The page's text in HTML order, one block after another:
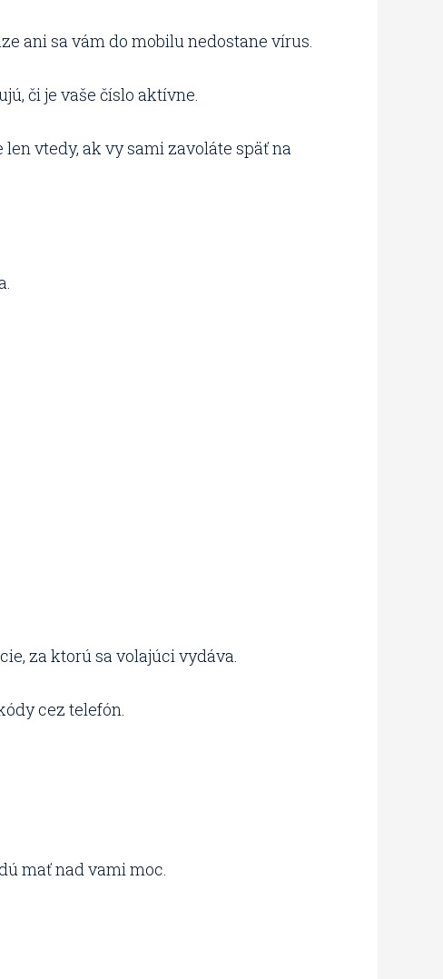
ani sa vám do mobilu nedostane vírus.
či je vaše číslo aktívne.
vtedy, ak vy sami zavoláte späť na
za ktorú sa volajúci vydáva.
cez telefón.
mať nad vami moc.